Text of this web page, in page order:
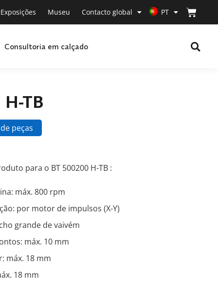
Exposições Museu Contacto global PT
Consultoria em calçado
TB
peças
para o BT 500200 H-TB :
máx. 800 rpm
por motor de impulsos (X-Y)
grande de vaivém
máx. 10 mm
máx. 18 mm
18 mm